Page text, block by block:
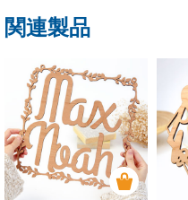
関連製品